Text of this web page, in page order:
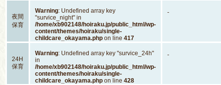
夜間
保育
Warning: Undefined array key
"survice_night" in
/home/xb902148/hoiraku.jp/public_html/wp-
content/themes/hoiraku/single-
childcare_okayama.php on line417
-
24H
保育
Warning: Undefined array key "survice_24h"
in
/home/xb902148/hoiraku.jp/public_html/wp-
content/themes/hoiraku/single-
childcare_okayama.php on line428
-